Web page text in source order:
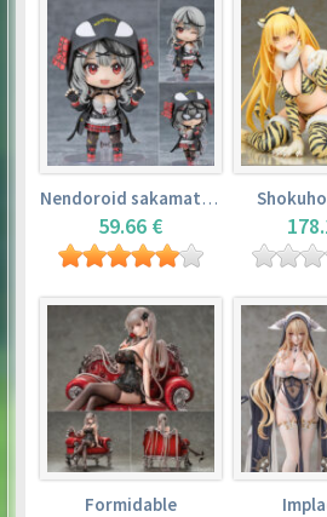
Nendoroid sakamata chloe
59.66 €
Formidable